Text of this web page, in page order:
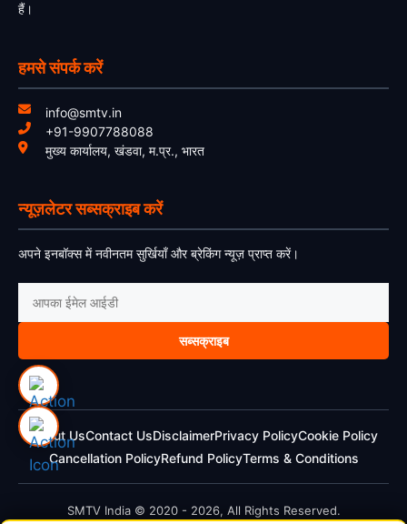
हैं।
हमसे संपर्क करें
info@smtv.in
+91-9907788088
मुख्य कार्यालय, खंडवा, म.प्र., भारत
न्यूज़लेटर सब्सक्राइब करें
अपने इनबॉक्स में नवीनतम सुर्खियाँ और ब्रेकिंग न्यूज़ प्राप्त करें।
सब्सक्राइब
About UsContact UsDisclaimerPrivacy PolicyCookie Policy
Cancellation PolicyRefund PolicyTerms & Conditions
SMTV India © 2020 - 2026, All Rights Reserved.